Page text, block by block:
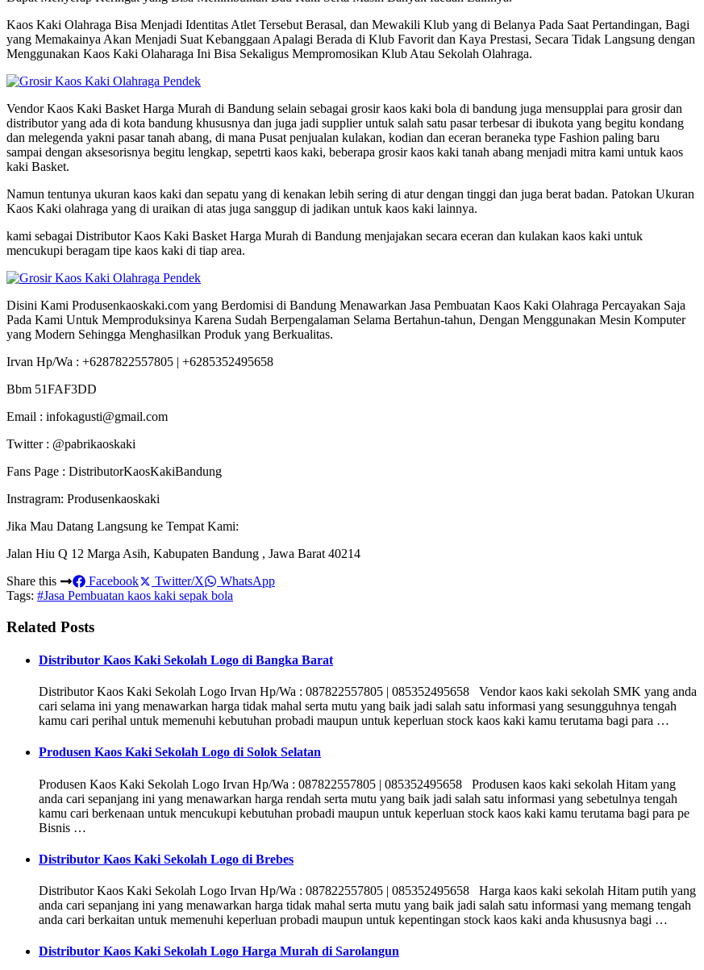
Kaos Kaki Olahraga Bisa Menjadi Identitas Atlet Tersebut Berasal, dan Mewakili Klub yang di Belanya Pada Saat Pertandingan, Bagi
yang Memakainya Akan Menjadi Suat Kebanggaan Apalagi Berada di Klub Favorit dan Kaya Prestasi, Secara Tidak Langsung dengan
Menggunakan Kaos Kaki Olaharaga Ini Bisa Sekaligus Mempromosikan Klub Atau Sekolah Olahraga.
Vendor Kaos Kaki Basket Harga Murah di Bandung selain sebagai grosir kaos kaki bola di bandung juga mensupplai para grosir dan
distributor yang ada di kota bandung khususnya dan juga jadi supplier untuk salah satu pasar terbesar di ibukota yang begitu kondang
dan melegenda yakni pasar tanah abang, di mana Pusat penjualan kulakan, kodian dan eceran beraneka type Fashion paling baru
sampai dengan aksesorisnya begitu lengkap, sepetrti kaos kaki, beberapa grosir kaos kaki tanah abang menjadi mitra kami untuk kaos
kaki Basket.
Namun tentunya ukuran kaos kaki dan sepatu yang di kenakan lebih sering di atur dengan tinggi dan juga berat badan. Patokan Ukuran
Kaos Kaki olahraga yang di uraikan di atas juga sanggup di jadikan untuk kaos kaki lainnya.
kami sebagai Distributor Kaos Kaki Basket Harga Murah di Bandung menjajakan secara eceran dan kulakan kaos kaki untuk
mencukupi beragam tipe kaos kaki di tiap area.
Disini Kami Produsenkaoskaki.com yang Berdomisi di Bandung Menawarkan Jasa Pembuatan Kaos Kaki Olahraga Percayakan Saja
Pada Kami Untuk Memproduksinya Karena Sudah Berpengalaman Selama Bertahun-tahun, Dengan Menggunakan Mesin Komputer
yang Modern Sehingga Menghasilkan Produk yang Berkualitas.
Irvan Hp/Wa : +6287822557805 | +6285352495658
Bbm 51FAF3DD
Email : infokagusti@gmail.com
Twitter : @pabrikaoskaki
Fans Page : DistributorKaosKakiBandung
Instragram: Produsenkaoskaki
Jika Mau Datang Langsung ke Tempat Kami:
Jalan Hiu Q 12 Marga Asih, Kabupaten Bandung , Jawa Barat 40214
Share this
Facebook Twitter/X
WhatsApp
Tags: #Jasa Pembuatan kaos kaki sepak bola
Related Posts
Distributor Kaos Kaki Sekolah Logo di Bangka Barat
Distributor Kaos Kaki Sekolah Logo Irvan Hp/Wa : 087822557805 | 085352495658 Vendor kaos kaki sekolah SMK yang anda
cari selama ini yang menawarkan harga tidak mahal serta mutu yang baik jadi salah satu informasi yang sesungguhnya tengah
kamu cari perihal untuk memenuhi kebutuhan probadi maupun untuk keperluan stock kaos kaki kamu terutama bagi para …
Produsen Kaos Kaki Sekolah Logo di Solok Selatan
Produsen Kaos Kaki Sekolah Logo Irvan Hp/Wa : 087822557805 | 085352495658 Produsen kaos kaki sekolah Hitam yang
anda cari sepanjang ini yang menawarkan harga rendah serta mutu yang baik jadi salah satu informasi yang sebetulnya tengah
kamu cari berkenaan untuk mencukupi kebutuhan probadi maupun untuk keperluan stock kaos kaki kamu terutama bagi para pe
Bisnis …
Distributor Kaos Kaki Sekolah Logo di Brebes
Distributor Kaos Kaki Sekolah Logo Irvan Hp/Wa : 087822557805 | 085352495658 Harga kaos kaki sekolah Hitam putih yang
anda cari sepanjang ini yang menawarkan harga tidak mahal serta mutu yang baik jadi salah satu informasi yang memang tengah
anda cari berkaitan untuk memenuhi keperluan probadi maupun untuk kepentingan stock kaos kaki anda khususnya bagi …
Distributor Kaos Kaki Sekolah Logo Harga Murah di Sarolangun